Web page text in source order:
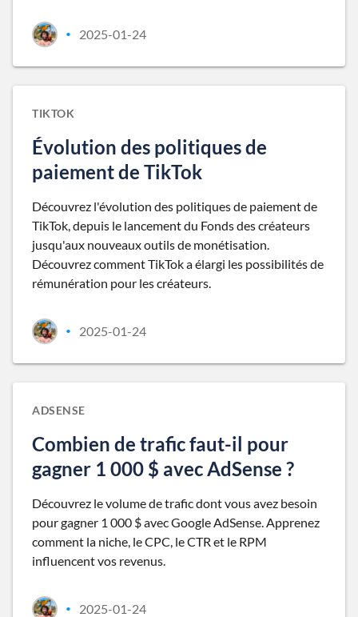
• 2025-01-24
TIKTOK
Évolution des politiques de
paiement de TikTok
Découvrez l'évolution des politiques de paiement de
TikTok, depuis le lancement du Fonds des créateurs
jusqu'aux nouveaux outils de monétisation.
Découvrez comment TikTok a élargi les possibilités de
rémunération pour les créateurs.
• 2025-01-24
ADSENSE
Combien de trafic faut-il pour
gagner 1 000 $ avec AdSense ?
Découvrez le volume de trafic dont vous avez besoin
pour gagner 1 000 $ avec Google AdSense. Apprenez
comment la niche, le CPC, le CTR et le RPM
influencent vos revenus.
• 2025-01-24